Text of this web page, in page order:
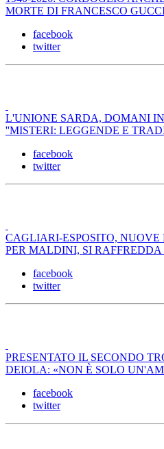
MORTE DI FRANCESCO
facebook
twitter
L'UNIONE SARDA, DOMANI
''MISTERI: LEGGENDE E
facebook
twitter
CAGLIARI-ESPOSITO, NUOVE
PER MALDINI, SI RAFFREDDA
facebook
twitter
PRESENTATO IL SECONDO
DEIOLA: «NON È SOLO
facebook
twitter